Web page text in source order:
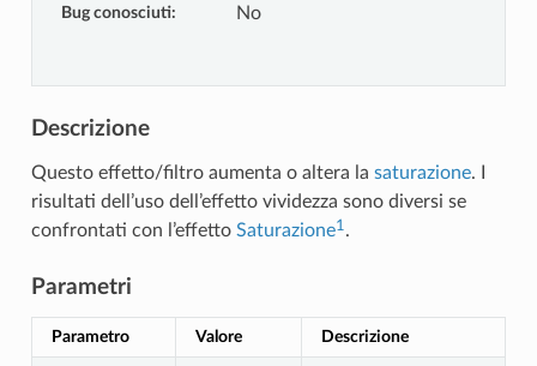
Bug conosciuti: No
Descrizione
Questo effetto/filtro aumenta o altera la saturazione. I
risultati dell’uso dell’effetto vividezza sono diversi se
confrontati con l’effetto Saturazione1 .
Parametri
Parametro Valore Descrizione